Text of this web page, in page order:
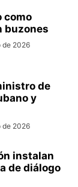
como
buzones
de 2026
de
y
de 2026
instalan
de diálogo